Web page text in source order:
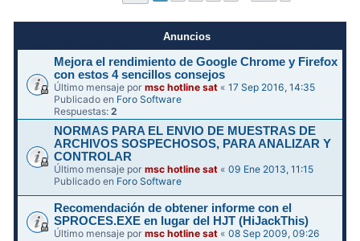
Anuncios
Mejora el rendimiento de Google Chrome y Firefox
con estos 4 sencillos consejos
Último mensaje pormsc hotline sat «17 Sep 2016, 14:35
Publicado en Foro Software
Respuestas:2
NORMAS PARA EL ENVIO DE MUESTRAS DE
ARCHIVOS SOSPECHOSOS, PARA ANALIZAR Y
CONTROLAR
Último mensaje pormsc hotline sat «09 Ene 2013, 11:15
Publicado en Foro Software
Recomendación de obtener informe con el
SPROCES.EXE en lugar del HJT (HiJackThis)
Último mensaje pormsc hotline sat «08 Sep 2009, 09:26